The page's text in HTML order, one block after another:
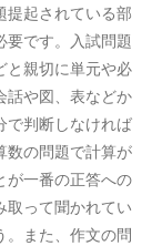
提起されている部
要です。入試問題
と親切に単元や必
話や図、表などか
で判断しなければ
数の問題で計算が
が一番の正答への
取って聞かれてい
。また、作文の問